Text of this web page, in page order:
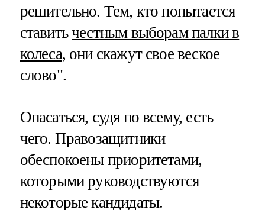
решительно. Тем, кто попытается
ставитьчестным выборам палки в
колеса, они скажут свое веское
слово".
Опасаться, судя по всему, есть
чего. Правозащитники
обеспокоены приоритетами,
которыми руководствуются
некоторые кандидаты.